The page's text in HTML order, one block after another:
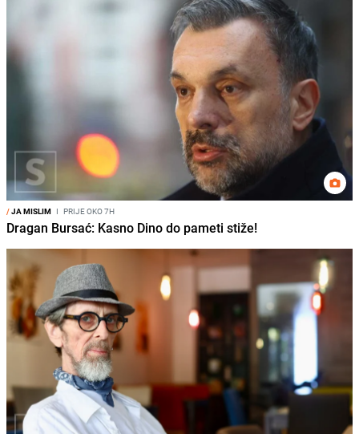
/JA MISLIM I PRIJE OKO 7H
Dragan Bursać: Kasno Dino do pameti stiže!